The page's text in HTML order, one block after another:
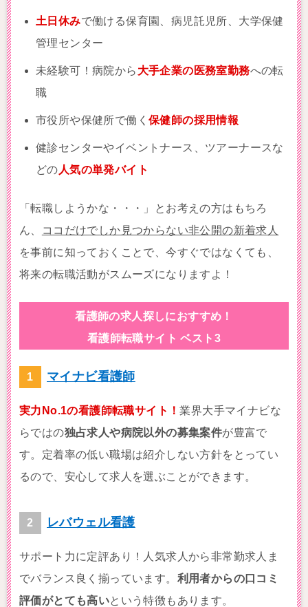
土日休みで働ける保育園、病児託児所、大学保健
管理センター
未経験可！病院から 大手企業の医務室勤務への転
職
市役所や保健所で働く 保健師の採用情報
健診センターやイベントナース、ツアーナースな
どの 人気の単発バイト
「転職しようかな・・・」とお考えの方はもちろ
ん、
ココだけでしか見つからない非公開の新着求人
を事前に知っておくことで、今すぐではなくても、
将来の転職活動がスムーズになりますよ！
看護師の求人探しにおすすめ！
看護師転職サイト ベスト3
マイナビ看護師
実力No.1の看護師転職サイト！業界大手マイナビな
らではの独占求人や病院以外の募集案件が豊富で
す。定着率の低い職場は紹介しない方針をとってい
るので、安心して求人を選ぶことができます。
レバウェル看護
サポート力に定評あり！人気求人から非常勤求人ま
でバランス良く揃っています。 利用者からの口コミ
評価がとても高いという特徴もあります。